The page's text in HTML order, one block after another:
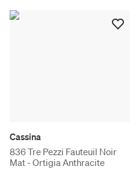
Cassina
836 Tre Pezzi Fauteuil Noir
Mat - Ortigia Anthracite